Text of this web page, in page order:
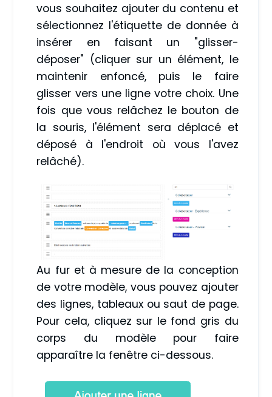
vous souhaitez ajouter du contenu et
sélectionnez l'étiquette de donnée à
insérer en faisant un "glisser-
déposer" (cliquer sur un élément, le
maintenir enfoncé, puis le faire
glisser vers une ligne votre choix. Une
fois que vous relâchez le bouton de
la souris, l'élément sera déplacé et
déposé à l'endroit où vous l'avez
relâché).
Au fur et à mesure de la conception
de votre modèle, vous pouvez ajouter
des lignes, tableaux ou saut de page.
Pour cela, cliquez sur le fond gris du
corps du modèle pour faire
apparaître la fenêtre ci-dessous.